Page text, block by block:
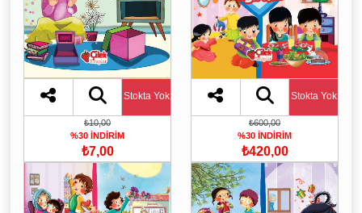
Stokta Yok
₺10,00
%30 İNDİRİM
₺7,00
Stokta Yok
₺600,00
%30 İNDİRİM
₺420,00